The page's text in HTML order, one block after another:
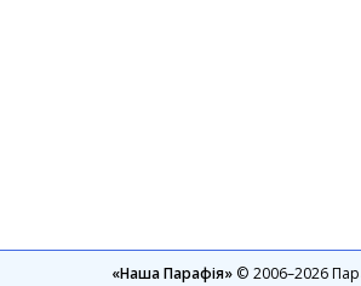
«Наша Парафія»© 2006–2026